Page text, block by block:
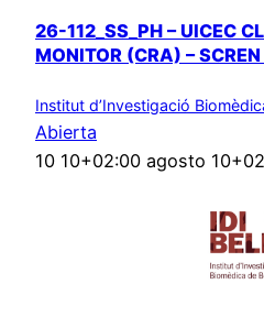
26-112_SS_PH – UICEC
MONITOR (CRA) –
Institut d’Investigació
Abierta
10 10+02:00 agosto